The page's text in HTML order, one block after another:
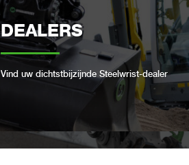
DEALERS
Vind uw dichtstbijzijnde Steelwrist-dealer